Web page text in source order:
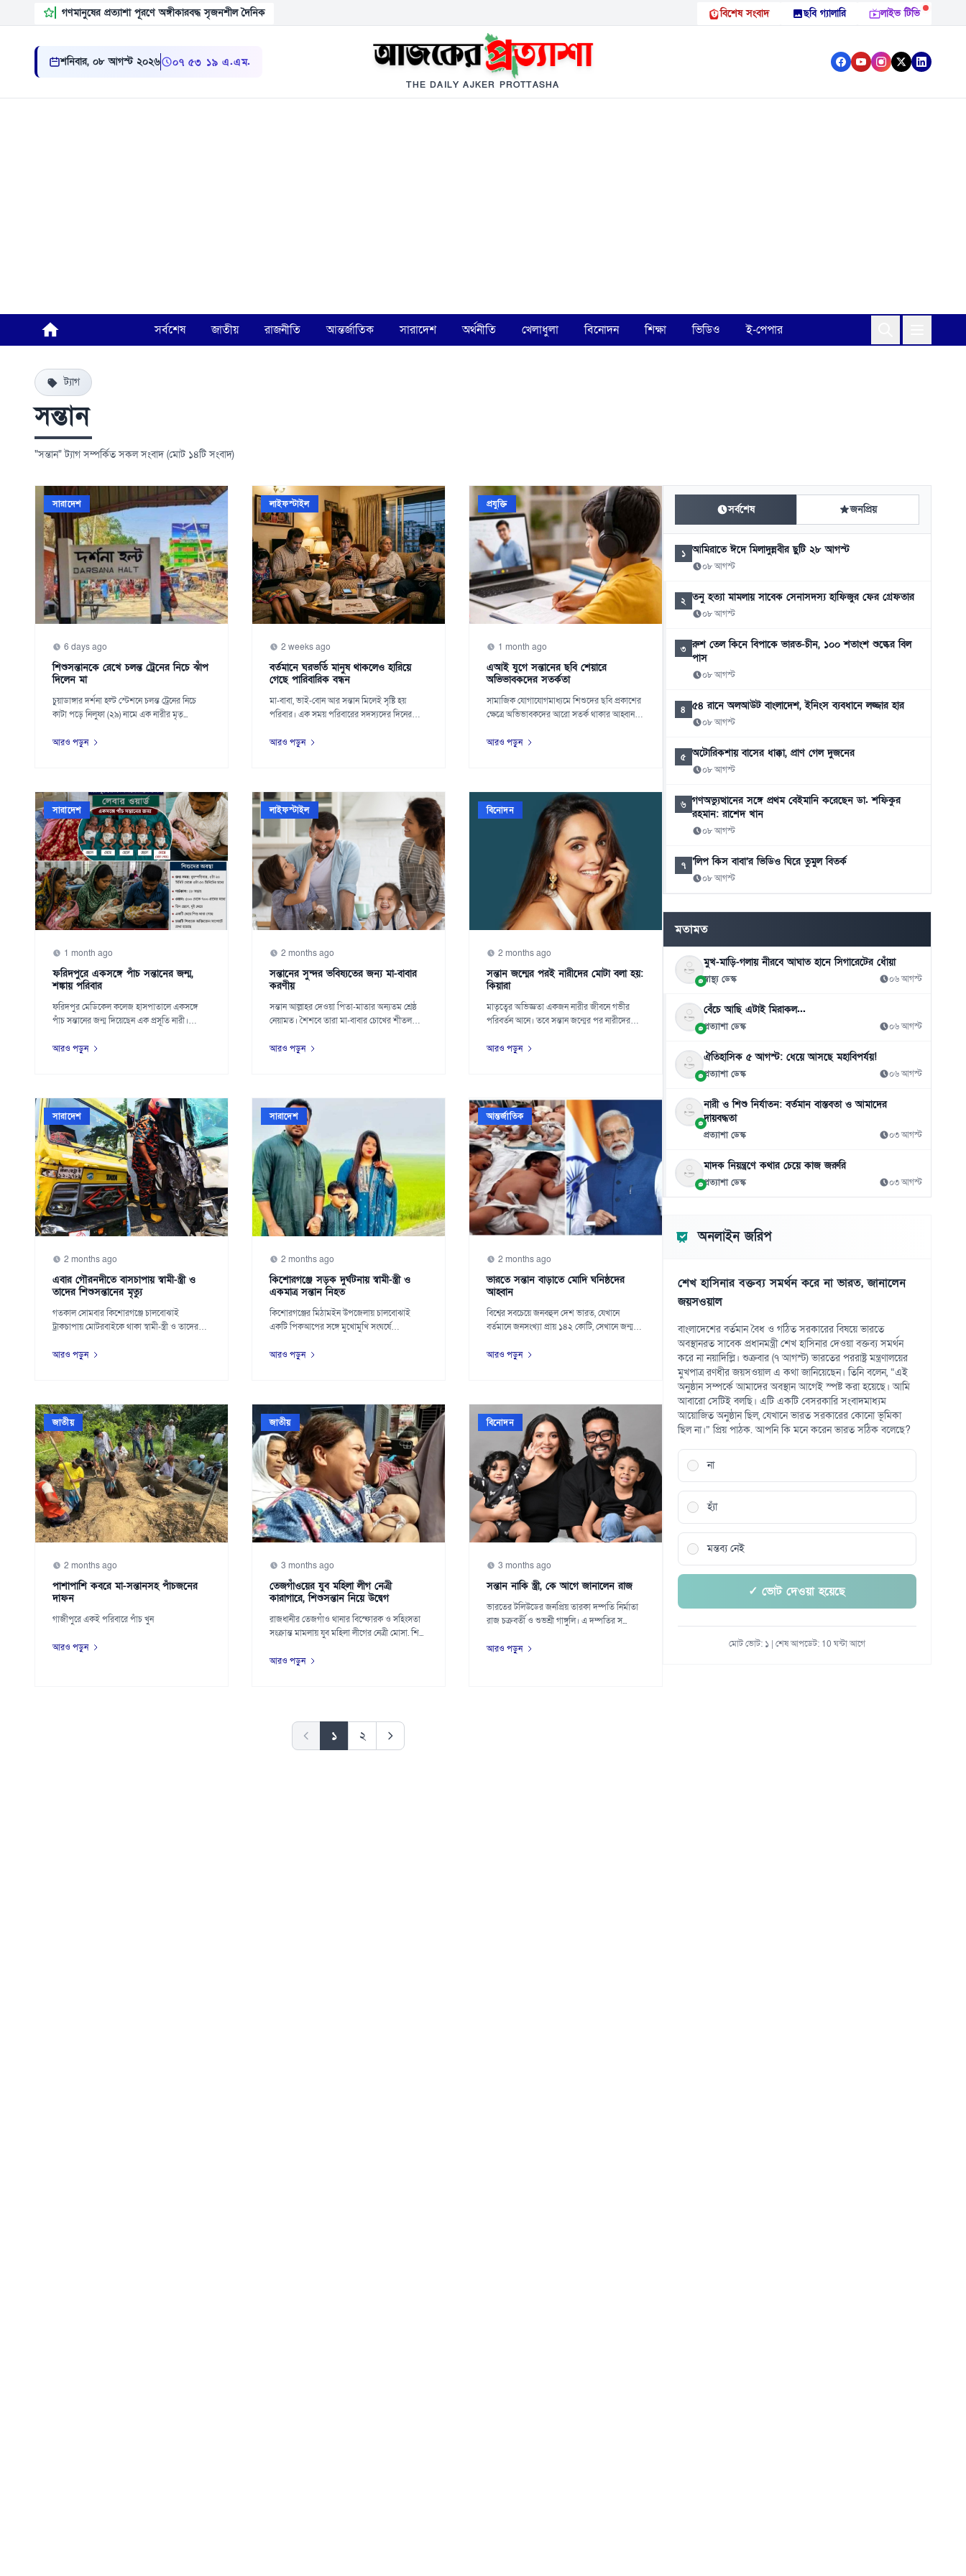
গণমানুষের প্রত্যাশা পূরণে অঙ্গীকারবদ্ধ সৃজনশীল দৈনিক বিশেষ সংবাদ ছবি গ্যালারি লাইভ টিভি
শনিবার, ০৮ আগস্ট ২০২৬ ০৭:৫৩:২০ এ.এম.
THE DAILY AJKER PROTTASHA
সর্বশেষ জাতীয় রাজনীতি আন্তর্জাতিক সারাদেশ অর্থনীতি খেলাধুলা বিনোদন শিক্ষা ভিডিও ই-পেপার
ট্যাগ
সন্তান
"সন্তান" ট্যাগ সম্পর্কিত সকল সংবাদ (মোট ১৪টি সংবাদ)
সারাদেশ
6 days ago
শিশুসন্তানকে রেখে চলন্ত ট্রেনের নিচে ঝাঁপ
দিলেন মা
চুয়াডাঙ্গার দর্শনা হল্ট স্টেশনে চলন্ত ট্রেনের নিচে
কাটা পড়ে নিলুফা (২৯) নামে এক নারীর মৃত্...
আরও পড়ুন
লাইফস্টাইল
2 weeks ago
বর্তমানে ঘরভর্তি মানুষ থাকলেও হারিয়ে
গেছে পারিবারিক বন্ধন
মা-বাবা, ভাই-বোন আর সন্তান মিলেই সৃষ্টি হয়
পরিবার। এক সময় পরিবারের সদস্যদের দিনের
আরও পড়ুন
প্রযুক্তি
1 month ago
এআই যুগে সন্তানের ছবি শেয়ারে
অভিভাবকদের সতর্কতা
সামাজিক যোগাযোগমাধ্যমে শিশুদের ছবি প্রকাশের
ক্ষেত্রে অভিভাবকদের আরো সতর্ক থাকার আহ্বান
আরও পড়ুন
সারাদেশ
1 month ago
ফরিদপুরে একসঙ্গে পাঁচ সন্তানের জন্ম,
শঙ্কায় পরিবার
ফরিদপুর মেডিকেল কলেজ হাসপাতালে একসঙ্গে
পাঁচ সন্তানের জন্ম দিয়েছেন এক প্রসূতি নারী।
আরও পড়ুন
লাইফস্টাইল
2 months ago
সন্তানের সুন্দর ভবিষ্যতের জন্য মা-বাবার
করণীয়
সন্তান আল্লাহর দেওয়া পিতা-মাতার অন্যতম শ্রেষ্ঠ
নেয়ামত। শৈশবে তারা মা-বাবার চোখের শীতলতা,
আরও পড়ুন
বিনোদন
2 months ago
সন্তান জন্মের পরই নারীদের মোটা বলা হয়:
কিয়ারা
মাতৃত্বের অভিজ্ঞতা একজন নারীর জীবনে গভীর
পরিবর্তন আনে। তবে সন্তান জন্মের পর নারীদের
আরও পড়ুন
সারাদেশ
2 months ago
এবার গৌরনদীতে বাসচাপায় স্বামী-স্ত্রী ও
তাদের শিশুসন্তানের মৃত্যু
গতকাল সোমবার কিশোরগঞ্জে চালবোঝাই
ট্রাকচাপায় মোটরবাইকে থাকা স্বামী-স্ত্রী ও তাদের
আরও পড়ুন
সারাদেশ
2 months ago
কিশোরগঞ্জে সড়ক দুর্ঘটনায় স্বামী-স্ত্রী ও
একমাত্র সন্তান নিহত
কিশোরগঞ্জের মিঠামইন উপজেলায় চালবোঝাই
একটি পিকআপের সঙ্গে মুখোমুখি সংঘর্ষে
আরও পড়ুন
আন্তর্জাতিক
2 months ago
ভারতে সন্তান বাড়াতে মোদি ঘনিষ্ঠদের
আহ্বান
বিশ্বের সবচেয়ে জনবহুল দেশ ভারত, যেখানে
বর্তমানে জনসংখ্যা প্রায় ১৪২ কোটি, সেখানে জন্মহার
আরও পড়ুন
জাতীয়
2 months ago
পাশাপাশি কবরে মা-সন্তানসহ পাঁচজনের
দাফন
গাজীপুরে একই পরিবারে পাঁচ খুন
আরও পড়ুন
জাতীয়
3 months ago
তেজগাঁওয়ের যুব মহিলা লীগ নেত্রী
কারাগারে, শিশুসন্তান নিয়ে উদ্বেগ
রাজধানীর তেজগাঁও থানার বিস্ফোরক ও সহিংসতা
সংক্রান্ত মামলায় যুব মহিলা লীগের নেত্রী মোসা. শি...
আরও পড়ুন
বিনোদন
3 months ago
সন্তান নাকি স্ত্রী, কে আগে জানালেন রাজ
ভারতের টলিউডের জনপ্রিয় তারকা দম্পতি নির্মাতা
রাজ চক্রবর্তী ও শুভশ্রী গাঙ্গুলি। এ দম্পতির স...
আরও পড়ুন
১ ২
সর্বশেষ জনপ্রিয়
১ আমিরাতে ঈদে মিলাদুন্নবীর ছুটি ২৮ আগস্ট
০৮ আগস্ট
২ তনু হত্যা মামলায় সাবেক সেনাসদস্য হাফিজুর ফের গ্রেফতার
০৮ আগস্ট
৩ রুশ তেল কিনে বিপাকে ভারত-চীন, ১০০ শতাংশ শুল্কের বিল
পাস
০৮ আগস্ট
৪ ৫৪ রানে অলআউট বাংলাদেশ, ইনিংস ব্যবধানে লজ্জার হার
০৮ আগস্ট
৫ অটোরিকশায় বাসের ধাক্কা, প্রাণ গেল দুজনের
০৮ আগস্ট
৬ গণঅভ্যুত্থানের সঙ্গে প্রথম বেইমানি করেছেন ডা. শফিকুর
রহমান: রাশেদ খান
০৮ আগস্ট
৭ ‘লিপ কিস বাবা’র ভিডিও ঘিরে তুমুল বিতর্ক
০৮ আগস্ট
৮ চলতি মাসে ফের টানা ৪ দিনের ছুটির সুযোগ
০৮ আগস্ট
মতামত
মুখ-মাড়ি-গলায় নীরবে আঘাত হানে সিগারেটের ধোঁয়া
স্বাস্থ্য ডেস্ক ০৬ আগস্ট
বেঁচে আছি এটাই মিরাকল...
প্রত্যাশা ডেস্ক ০৬ আগস্ট
ঐতিহাসিক ৫ আগস্ট: ধেয়ে আসছে মহাবিপর্যয়!
প্রত্যাশা ডেস্ক ০৬ আগস্ট
নারী ও শিশু নির্যাতন: বর্তমান বাস্তবতা ও আমাদের
দায়বদ্ধতা
প্রত্যাশা ডেস্ক ০৩ আগস্ট
মাদক নিয়ন্ত্রণে কথার চেয়ে কাজ জরুরি
প্রত্যাশা ডেস্ক ০৩ আগস্ট
অনলাইন জরিপ
শেখ হাসিনার বক্তব্য সমর্থন করে না ভারত, জানালেন
জয়সওয়াল
বাংলাদেশের বর্তমান বৈধ ও গঠিত সরকারের বিষয়ে ভারতে
অবস্থানরত সাবেক প্রধানমন্ত্রী শেখ হাসিনার দেওয়া বক্তব্য সমর্থন
করে না নয়াদিল্লি। শুক্রবার (৭ আগস্ট) ভারতের পররাষ্ট্র মন্ত্রণালয়ের
মুখপাত্র রণধীর জয়সওয়াল এ কথা জানিয়েছেন। তিনি বলেন, “এই
অনুষ্ঠান সম্পর্কে আমাদের অবস্থান আগেই স্পষ্ট করা হয়েছে। আমি
আবারো সেটিই বলছি। এটি একটি বেসরকারি সংবাদমাধ্যম
আয়োজিত অনুষ্ঠান ছিল, যেখানে ভারত সরকারের কোনো ভূমিকা
ছিল না।” প্রিয় পাঠক. আপনি কি মনে করেন ভারত সঠিক বলেছে?
না
হ্যাঁ
মন্তব্য নেই
✓ ভোট দেওয়া হয়েছে
মোট ভোট: ১ | শেষ আপডেট: 10 ঘন্টা আগে